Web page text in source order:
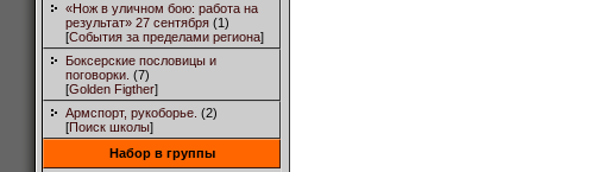
«Нож в уличном бою: работа на
результат» 27 сентября (1)
[События за пределами региона]
Боксерские пословицы и
поговорки. (7)
[Golden Figther]
Армспорт, рукоборье. (2)
[Поиск школы]
Набор в группы